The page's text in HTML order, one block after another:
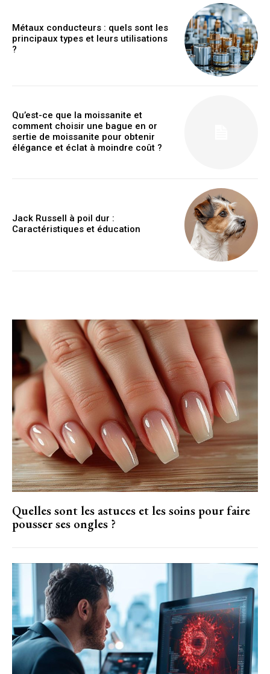
Métaux conducteurs : quels sont les
principaux types et leurs utilisations
?
Qu’est-ce que la moissanite et
comment choisir une bague en or
sertie de moissanite pour obtenir
élégance et éclat à moindre coût ?
Jack Russell à poil dur :
Caractéristiques et éducation
Quelles sont les astuces et les soins pour faire
pousser ses ongles ?